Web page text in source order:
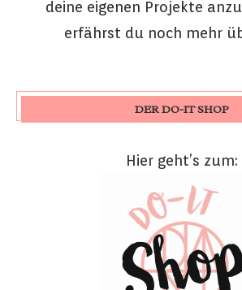
deine eigenen Projekte
erfährst du noch mehr
DER DO-IT SHOP
Hier geht’s zum: